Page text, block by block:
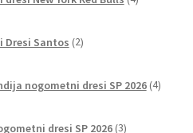
izdelki
Dresi Santos 2izdelka
nogometni dresi SP 2026 4izdelki
dresi SP 2026 3